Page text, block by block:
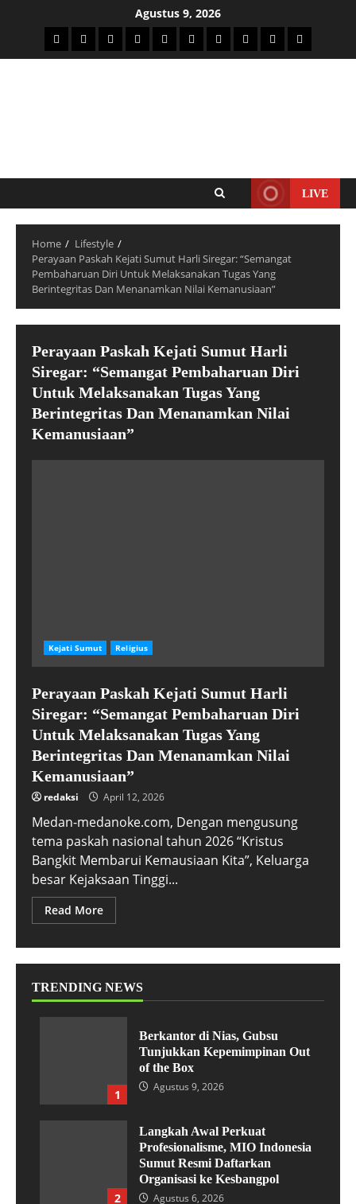
Agustus 9, 2026
LIVE
Home
Lifestyle
Perayaan Paskah Kejati Sumut Harli Siregar: “Semangat
Pembaharuan Diri Untuk Melaksanakan Tugas Yang
Berintegritas Dan Menanamkan Nilai Kemanusiaan”
Perayaan Paskah Kejati Sumut Harli
Siregar: “Semangat Pembaharuan Diri
Untuk Melaksanakan Tugas Yang
Berintegritas Dan Menanamkan Nilai
Kemanusiaan”
Kejati Sumut Religius
Perayaan Paskah Kejati Sumut Harli
Siregar: “Semangat Pembaharuan Diri
Untuk Melaksanakan Tugas Yang
Berintegritas Dan Menanamkan Nilai
Kemanusiaan”
redaksi April 12, 2026
Medan-medanoke.com, Dengan mengusung
tema paskah nasional tahun 2026 “Kristus
Bangkit Membarui Kemausiaan Kita”, Keluarga
besar Kejaksaan Tinggi...
Read More
TRENDING NEWS
1
Berkantor di Nias, Gubsu
Tunjukkan Kepemimpinan Out
of the Box
Agustus 9, 2026
2
Langkah Awal Perkuat
Profesionalisme, MIO Indonesia
Sumut Resmi Daftarkan
Organisasi ke Kesbangpol
Agustus 6, 2026